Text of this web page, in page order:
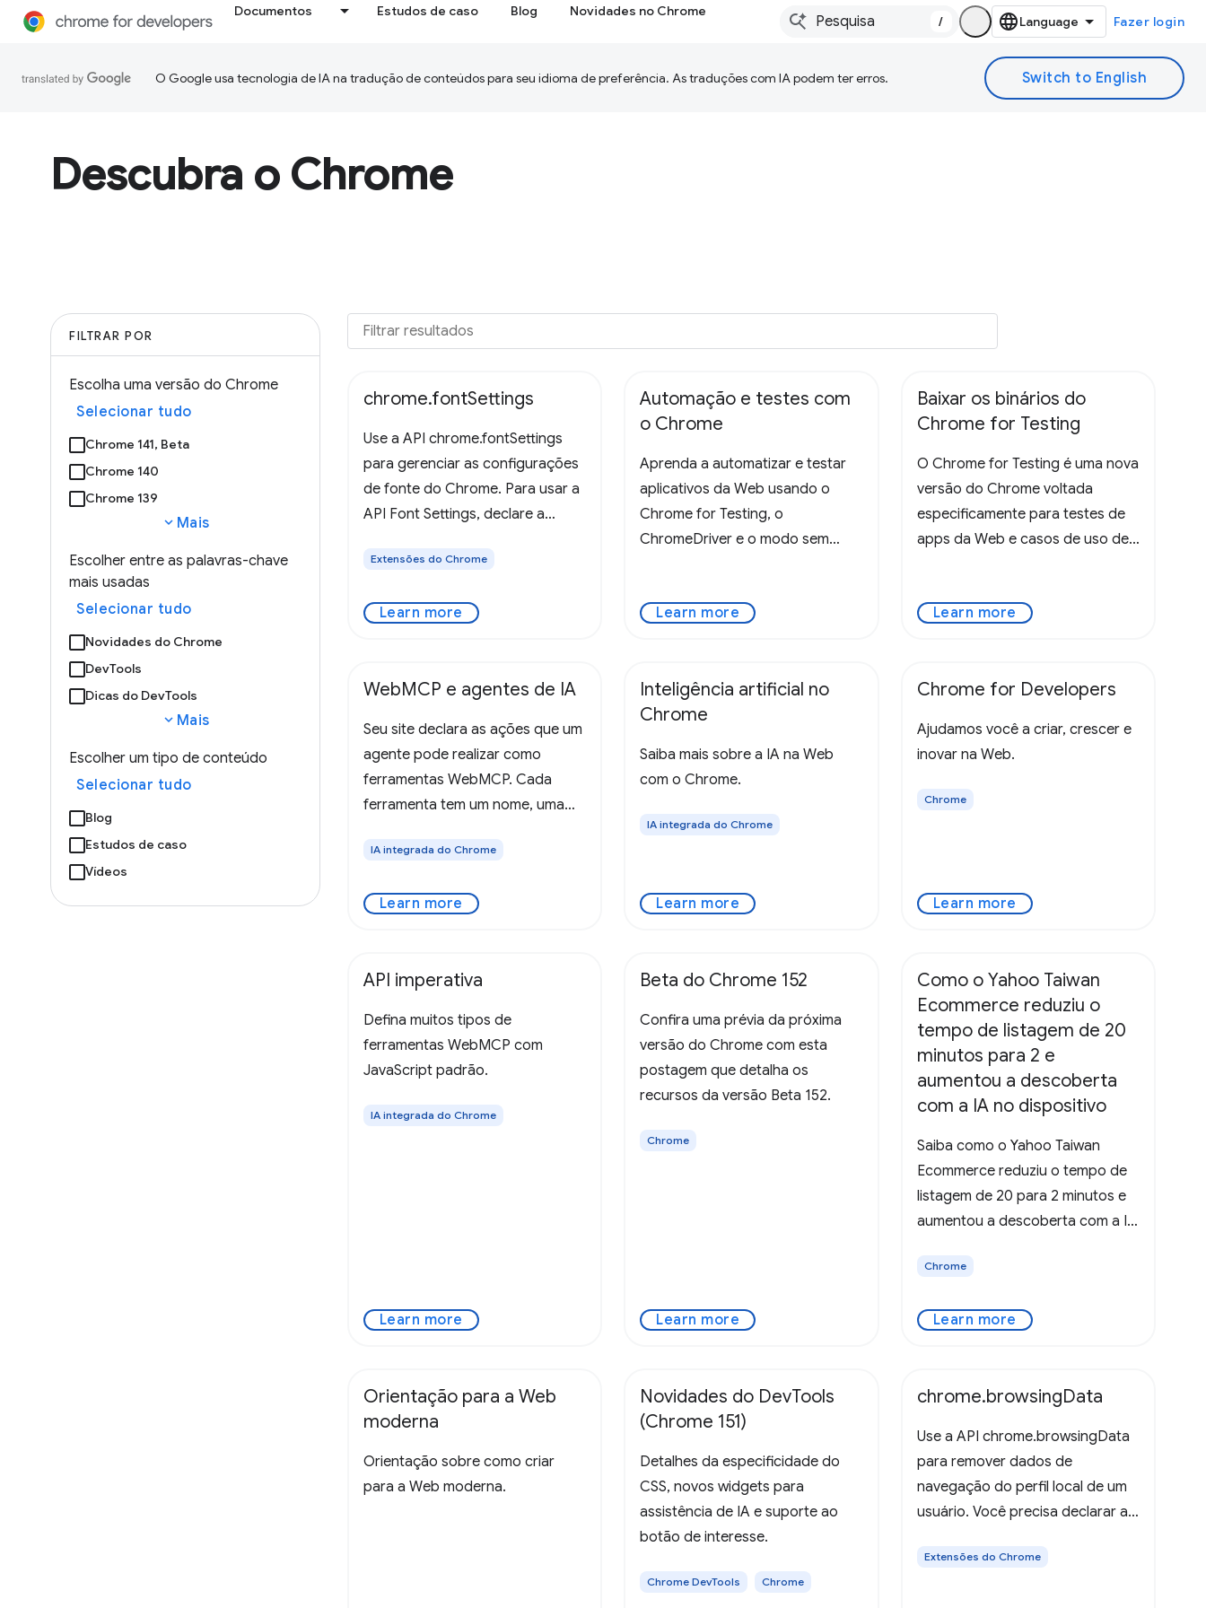
Documentos Estudos de caso Blog Novidades no Chrome
/ Fazer login
O Google usa tecnologia de IA na tradução de conteúdos para seu idioma de preferência. As traduções com IA podem ter erros.
Descubra o Chrome
FILTRAR POR
Escolha uma versão do Chrome
Selecionar tudo
Chrome 141, Beta
Chrome 140
Chrome 139
expand_more Mais
Escolher entre as palavras-chave
mais usadas
Selecionar tudo
Novidades do Chrome
DevTools
Dicas do DevTools
expand_more Mais
Escolher um tipo de conteúdo
Selecionar tudo
Blog
Estudos de caso
Vídeos
chrome.fontSettings
Use a API chrome.fontSettings
para gerenciar as configurações
de fonte do Chrome. Para usar a
API Font Settings, declare a
manifesto da extensão. Exemplo:
configurações de fonte
Extensões do Chrome
Learn more
Automação e testes com
o Chrome
Aprenda a automatizar e testar
aplicativos da Web usando o
Chrome for Testing, o
ChromeDriver e o modo sem
Learn more
Baixar os binários do
Chrome for Testing
O Chrome for Testing é uma nova
versão do Chrome voltada
especificamente para testes de
apps da Web e casos de uso de
Learn more
WebMCP e agentes de IA
Seu site declara as ações que um
agente pode realizar como
ferramentas WebMCP. Cada
ferramenta tem um nome, uma
O navegador coleta e apresenta
com reconhecimento do
IA integrada do Chrome
Learn more
Inteligência artificial no
Chrome
Saiba mais sobre a IA na Web
com o Chrome.
IA integrada do Chrome
Learn more
Chrome for Developers
Ajudamos você a criar, crescer e
inovar na Web.
Chrome
Learn more
API imperativa
Defina muitos tipos de
ferramentas WebMCP com
JavaScript padrão.
IA integrada do Chrome
Learn more
Beta do Chrome 152
Confira uma prévia da próxima
versão do Chrome com esta
postagem que detalha os
recursos da versão Beta 152.
Chrome
Learn more
Como o Yahoo Taiwan
Ecommerce reduziu o
tempo de listagem de 20
minutos para 2 e
aumentou a descoberta
com a IA no dispositivo
Saiba como o Yahoo Taiwan
Ecommerce reduziu o tempo de
listagem de 20 para 2 minutos e
aumentou a descoberta com a IA
Chrome
Learn more
Orientação para a Web
moderna
Orientação sobre como criar
para a Web moderna.
Novidades do DevTools
(Chrome 151)
Detalhes da especificidade do
CSS, novos widgets para
assistência de IA e suporte ao
botão de interesse.
Chrome DevTools Chrome
chrome.browsingData
Use a API chrome.browsingData
para remover dados de
navegação do perfil local de um
usuário. Você precisa declarar a
manifesto da extensão para usar
Extensões do Chrome